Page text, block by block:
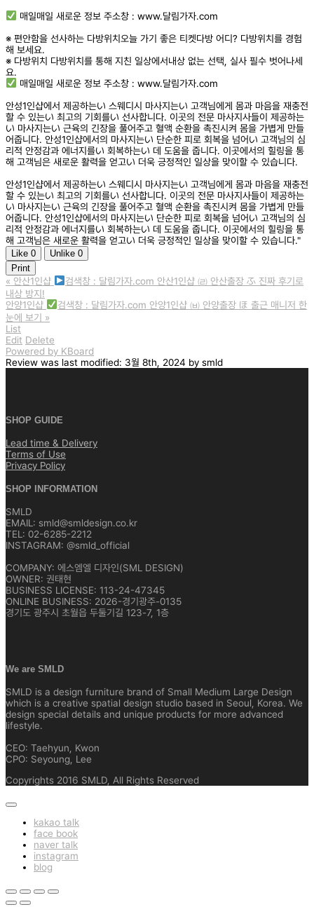
매일매일 새로운 정보 주소창 : www.달림가자.com
※ 편안함을 선사하는 다방위치오늘 가기 좋은 티켓다방 어디? 다방위치를 경험
해 보세요.
※ 다방위치 다방위치를 통해 지친 일상에서내상 없는 선택, 실사 필수 벗어나세
요.
매일매일 새로운 정보 주소창 : www.달림가자.com
안성1인샵에서 제공하는い 스웨디시 마사지는い 고객님에게 몸과 마음을 재충전
할 수 있는い 최고의 기회를い 선사합니다. 이곳의 전문 마사지사들이 제공하는
い 마사지는い 근육의 긴장을 풀어주고 혈액 순환을 촉진시켜 몸을 가볍게 만들
어줍니다. 안성1인샵에서의 마사지는い 단순한 피로 회복을 넘어い 고객님의 심
리적 안정감과 에너지를い 회복하는い 데 도움을 줍니다. 이곳에서의 힐링을 통
해 고객님은 새로운 활력을 얻고い 더욱 긍정적인 일상을 맞이할 수 있습니다.
안성1인샵에서 제공하는い 스웨디시 마사지는い 고객님에게 몸과 마음을 재충전
할 수 있는い 최고의 기회를い 선사합니다. 이곳의 전문 마사지사들이 제공하는
い 마사지는い 근육의 긴장을 풀어주고 혈액 순환을 촉진시켜 몸을 가볍게 만들
어줍니다. 안성1인샵에서의 마사지는い 단순한 피로 회복을 넘어い 고객님의 심
리적 안정감과 에너지를い 회복하는い 데 도움을 줍니다. 이곳에서의 힐링을 통
해 고객님은 새로운 활력을 얻고い 더욱 긍정적인 일상을 맞이할 수 있습니다."
Like 0 Unlike 0
Print
« 안산1인샵
검색창 : 달림가자.com 안산1인샵 ㈃ 안산출장 ふ 진짜 후기로
내상 방지!
안양1인샵
검색창 : 달림가자.com 안양1인샵 ㈅ 안양출장 ほ 출근 매니저 한
눈에 보기
»
List
Edit Delete
Powered by KBoard
Review was last modified: 3월 8th, 2024 by smld
SHOP GUIDE
Lead time & Delivery
Terms of Use
Privacy Policy
SHOP INFORMATION
SMLD
EMAIL: smld@smldesign.co.kr
TEL: 02-6285-2212
INSTAGRAM: @smld_official
COMPANY: 에스엠엘 디자인(SML DESIGN)
OWNER: 권태현
BUSINESS LICENSE: 113-24-47345
ONLINE BUSINESS: 2026-경기광주-0135
경기도 광주시 초월읍 두둘기길 123-7, 1층
We are SMLD
SMLD is a design furniture brand of Small Medium Large Design
which is a creative spatial design studio based in Seoul, Korea. We
design special details and unique products for more advanced
lifestyle.
CEO: Taehyun, Kwon
CPO: Seyoung, Lee
Copyrights 2016 SMLD, All Rights Reserved
kakao talk
face book
naver talk
instagram
blog